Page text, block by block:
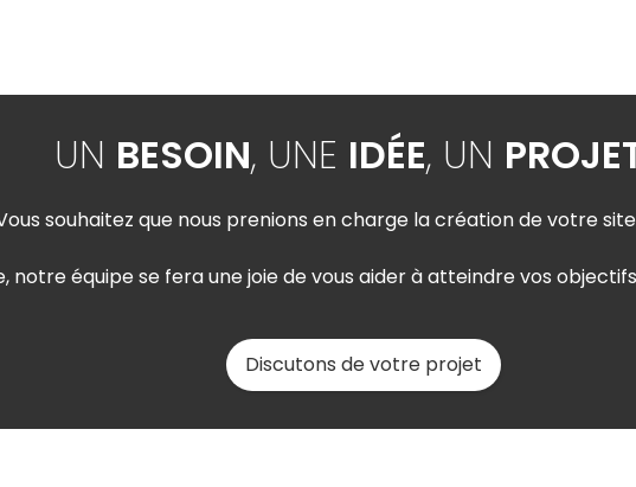
UN BESOIN, UNE IDÉE, UN
souhaitez que nous prenions en charge la création de votre
notre équipe se fera une joie de vous aider à atteindre vos
Discutons de votre projet